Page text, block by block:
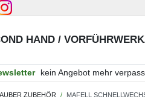
HAND /
kein Angebot mehr
ZUBEHÖR MAFELL